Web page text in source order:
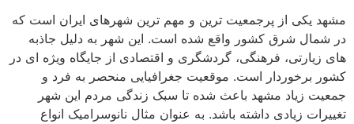
مشهد یکی از پرجمعیت ترین و مهم ترین شهرهای ایران است که
در شمال شرق کشور واقع شده است. این شهر به دلیل جاذبه
های زیارتی، فرهنگی، گردشگری و اقتصادی از جایگاه ویژه ای در
کشور برخوردار است. موقعیت جغرافیایی منحصر به فرد و
جمعیت زیاد مشهد باعث شده تا سبک زندگی مردم این شهر
تغییرات زیادی داشته باشد. به عنوان مثال نانوسرامیک انواع